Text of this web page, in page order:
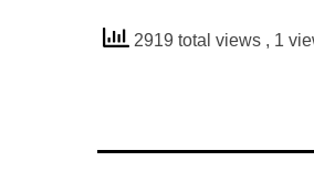
2919 total views , 1